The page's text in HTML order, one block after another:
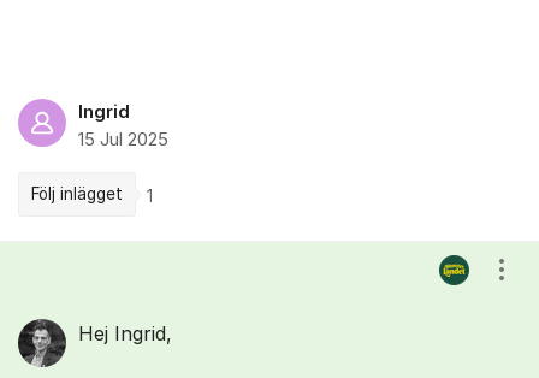
Ingrid
15 Jul 2025
Följ inlägget 1
Hej Ingrid,